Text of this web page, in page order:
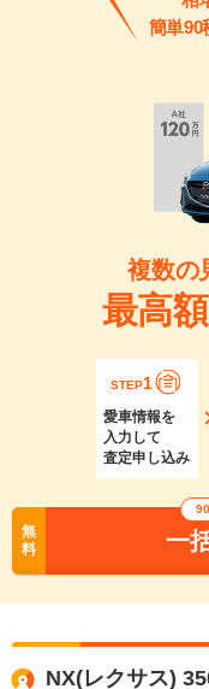
簡単90
複数の
最高
STEP1
愛車情報を
入力して
査定申し込み
無
料
一
NX(レクサス)